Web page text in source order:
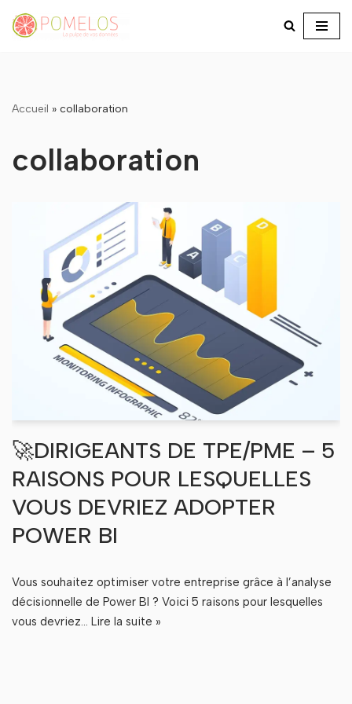
Aller
Accueil » collaboration
collaboration
🚀DIRIGEANTS DE TPE/PME – 5
RAISONS POUR LESQUELLES
VOUS DEVRIEZ ADOPTER
POWER BI
Vous souhaitez optimiser votre entreprise grâce à l’analyse
décisionnelle de Power BI ? Voici 5 raisons pour lesquelles
vous devriez… Lire la suite »